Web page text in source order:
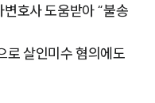
호사 도움받아 “불송
로 살인미수 혐의에도